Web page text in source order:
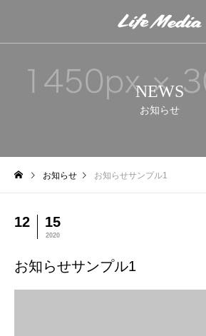
NEWS
お知らせ
お知らせ お知らせサンプル1
12 15
2020
お知らせサンプル1